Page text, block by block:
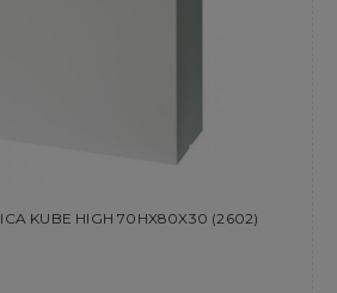
KUBE HIGH 70HX80X30 (2602)